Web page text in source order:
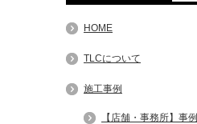
HOME
TLCについて
施工事例
【店舗・事務所】事例